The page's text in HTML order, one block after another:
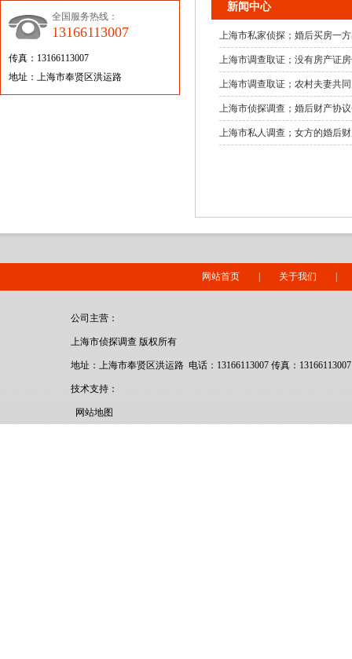
全国服务热线：
13166113007
传真：13166113007
地址：上海市奉贤区洪运路
新闻中心
上海市私家侦探；婚后买房一
上海市调查取证；没有房产证
上海市调查取证；农村夫妻共
上海市侦探调查；婚后财产协
上海市私人调查；女方的婚后
网站首页 关于我们
公司主营：
上海市侦探调查 版权所有
地址：上海市奉贤区洪运路 电话：13166113007 传真：13166113007
技术支持：
网站地图